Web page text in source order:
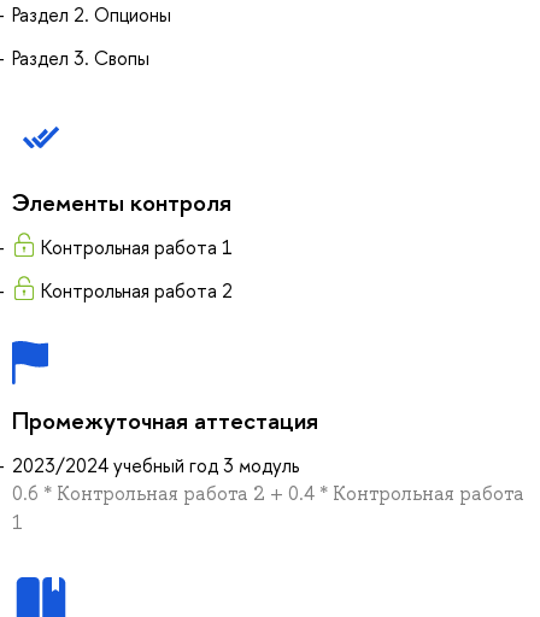
Раздел 2. Опционы
Раздел 3. Свопы
Элементы контроля
Контрольная работа 1
Контрольная работа 2
Промежуточная аттестация
2023/2024 учебный год 3 модуль
0.6 * Контрольная работа 2 + 0.4 * Контрольная работа
1